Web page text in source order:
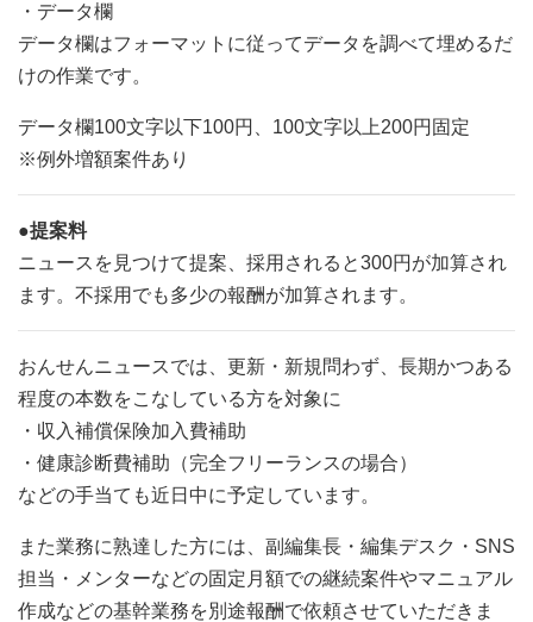
・データ欄
データ欄はフォーマットに従ってデータを調べて埋めるだ
けの作業です。
データ欄100文字以下100円、100文字以上200円固定
※例外増額案件あり
●提案料
ニュースを見つけて提案、採用されると300円が加算され
ます。不採用でも多少の報酬が加算されます。
おんせんニュースでは、更新・新規問わず、長期かつある
程度の本数をこなしている方を対象に
・収入補償保険加入費補助
・健康診断費補助（完全フリーランスの場合）
などの手当ても近日中に予定しています。
また業務に熟達した方には、副編集長・編集デスク・SNS
担当・メンターなどの固定月額での継続案件やマニュアル
作成などの基幹業務を別途報酬で依頼させていただきま